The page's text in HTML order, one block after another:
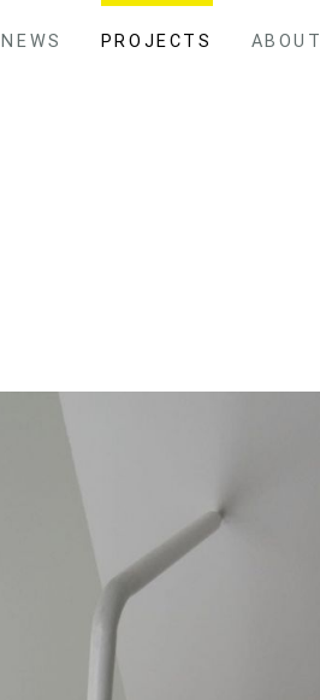
NEWS PROJECTS ABOUT